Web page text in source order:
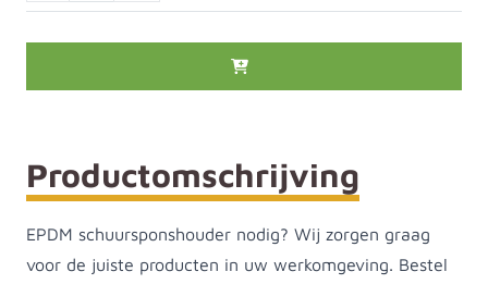
Productomschrijving
EPDM schuursponshouder nodig? Wij zorgen graag
voor de juiste producten in uw werkomgeving. Bestel